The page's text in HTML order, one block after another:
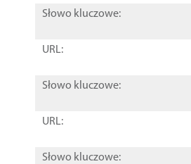
Słowo kluczowe:
URL:
Słowo kluczowe:
URL:
Słowo kluczowe: